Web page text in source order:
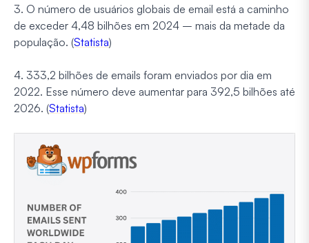
3. O número de usuários globais de email está a caminho
de exceder 4,48 bilhões em 2024 – mais da metade da
população. (Statista)
4. 333,2 bilhões de emails foram enviados por dia em
2022. Esse número deve aumentar para 392,5 bilhões até
2026. (Statista)